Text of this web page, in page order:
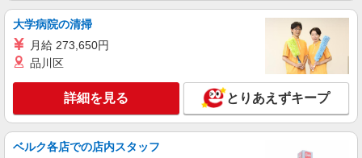
【株式会社Style Agent】
キッズアパレル販売スタッフ/kate spade new
york kids
■契約社員：月給210,000円〜250,000円 □能
力、経験を考慮します 頑張りに応じて昇給の可
能性あり □別途交通費支給 □役職任用時、各種手
当あり □アルバイト・パートタイムスタッフ(時給
1,150円〜1,300円)同時募集中！ ・1日あたり実働
6.5時間〜最大7.5時間(別途休憩あり)×週3日から相
談OK！
千葉県木更津市金田東3-1-1 《kate spade new
york kids 三井アウトレットパーク木更津店》
キープ
大学病院の清掃
月給 273,650円
品川区
詳細を見る とりあえずキープ
ベルク各店での店内スタッフ